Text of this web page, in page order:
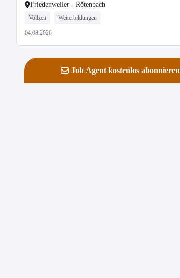
Friedenweiler - Rötenbach
Vollzeit Weiterbildungen
04.08.2026
Job Agent kostenlos abonnieren